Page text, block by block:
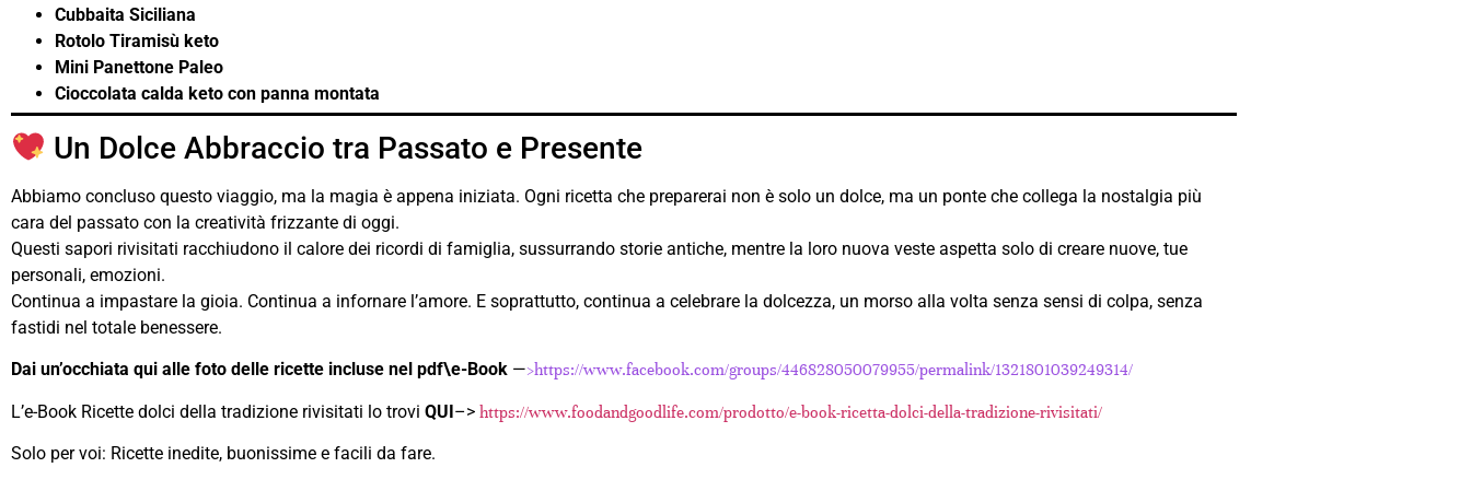
Cubbaita Siciliana
Rotolo Tiramisù keto
Mini Panettone Paleo
Cioccolata calda keto con panna montata
Un Dolce Abbraccio tra Passato e Presente
Abbiamo concluso questo viaggio, ma la magia è appena iniziata. Ogni ricetta che preparerai non è solo un dolce, ma un ponte che collega la nostalgia più
cara del passato con la creatività frizzante di oggi.
Questi sapori rivisitati racchiudono il calore dei ricordi di famiglia, sussurrando storie antiche, mentre la loro nuova veste aspetta solo di creare nuove, tue
personali, emozioni.
Continua a impastare la gioia. Continua a infornare l’amore. E soprattutto, continua a celebrare la dolcezza, un morso alla volta senza sensi di colpa, senza
fastidi nel totale benessere.
Dai un’occhiata qui alle foto delle ricette incluse nel pdf\e-Book —>https://www.facebook.com/groups/446828050079955/permalink/1321801039249314/
L’e-Book Ricette dolci della tradizione rivisitati lo trovi QUI–> https://www.foodandgoodlife.com/prodotto/e-book-ricetta-dolci-della-tradizione-rivisitati/
Solo per voi: Ricette inedite, buonissime e facili da fare.